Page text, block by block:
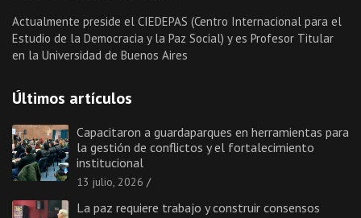
Actualmente preside el CIEDEPAS (Centro Internacional para el
Estudio de la Democracia y la Paz Social) y es Profesor Titular
en la Universidad de Buenos Aires
Últimos artículos
Capacitaron a guardaparques en herramientas para
la gestión de conflictos y el fortalecimiento
institucional
13 julio, 2026
La paz requiere trabajo y construir consensos